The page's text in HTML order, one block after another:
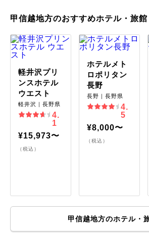
甲信越地方のおすすめホテル・旅館
軽井沢プリ
ンスホテル
ウエスト
軽井沢｜長野県
4.
1
¥15,973〜
（税込）
ホテルメト
ロポリタン
長野
長野｜長野県
4.
5
¥8,000〜
（税込）
甲信越地方のホテル・